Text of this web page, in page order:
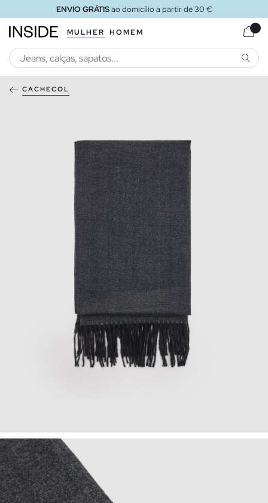
ENVIO GRÁTISao domicílio a partir de 30 €
MULHER HOMEM
CACHECOL